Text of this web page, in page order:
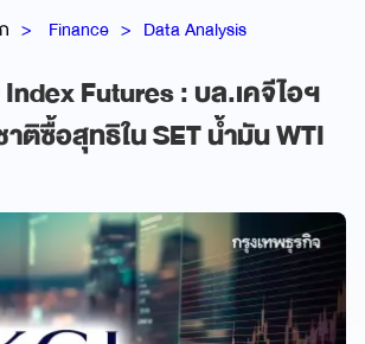
Finance Data Analysis
Futures : บล.เคจีไอฯ
ติซื้อสุทธิใน SET น้ำมัน WTI